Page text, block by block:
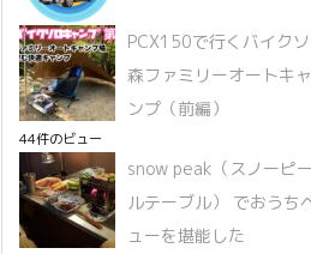
PCX150で行くバイク
森ファミリーオートキ
ンプ（前編）
44件のビュー
snow peak（スノーピ
ルテーブル） でおうち
ューを堪能した